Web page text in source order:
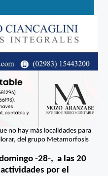
no hay más localidades para
del grupo Metamorfosis
-28-, a las 20
por el